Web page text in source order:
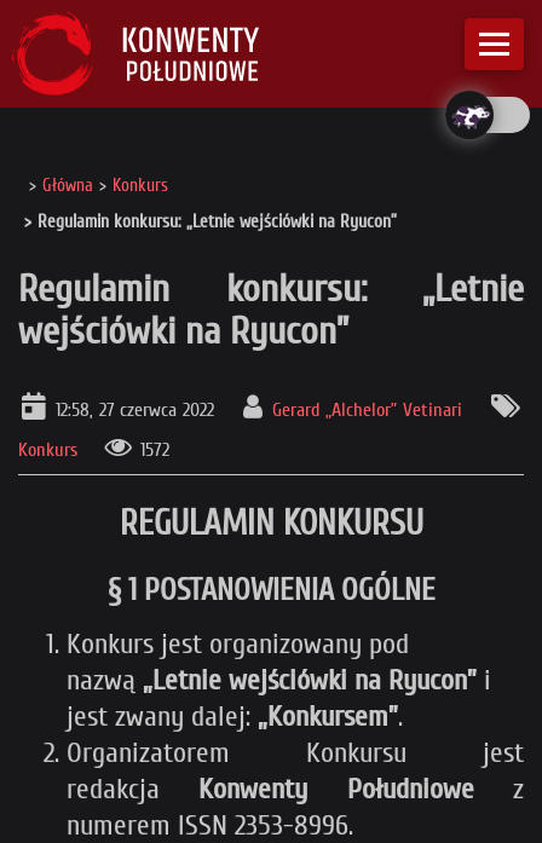
Główna
Konkurs
Regulamin konkursu: „Letnie wejściówki na Ryucon”
Regulamin konkursu: „Letnie
wejściówki na Ryucon”
12:58, 27 czerwca 2022
Gerard „Alchelor” Vetinari
Konkurs
1572
REGULAMIN KONKURSU
§ 1 POSTANOWIENIA OGÓLNE
Konkurs jest organizowany pod
nazwą „Letnie wejściówki na Ryucon” i
jest zwany dalej: „Konkursem”.
Organizatorem Konkursu jest
redakcja Konwenty Południowez
numerem ISSN 2353-8996.